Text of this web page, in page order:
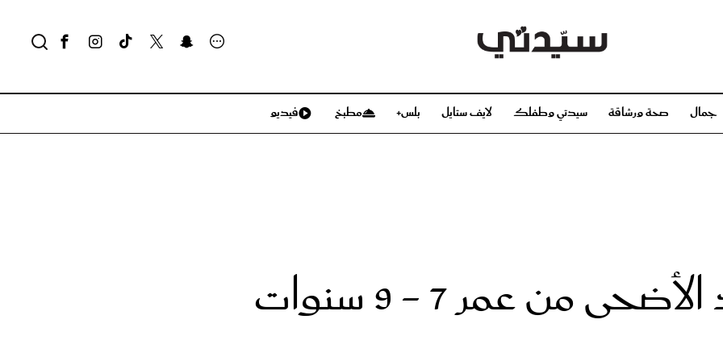
جمال صحة ورشاقة سيدتي وطفلك لايف ستايل بلس+ مطبخ فيديو
من عمر 7 - 9 سنوات
مجلة سيدتي
مناسبات X سيدتي